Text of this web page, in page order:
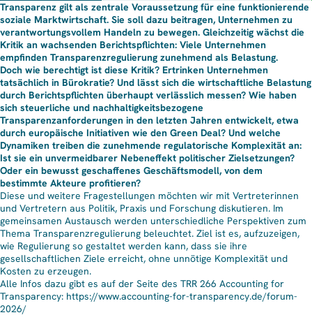
Transparenz gilt als zentrale Voraussetzung für eine funktionierende
soziale Marktwirtschaft. Sie soll dazu beitragen, Unternehmen zu
verantwortungsvollem Handeln zu bewegen. Gleichzeitig wächst die
Kritik an wachsenden Berichtspflichten: Viele Unternehmen
empfinden Transparenzregulierung zunehmend als Belastung.
Doch wie berechtigt ist diese Kritik? Ertrinken Unternehmen
tatsächlich in Bürokratie? Und lässt sich die wirtschaftliche Belastung
durch Berichtspflichten überhaupt verlässlich messen? Wie haben
sich steuerliche und nachhaltigkeitsbezogene
Transparenzanforderungen in den letzten Jahren entwickelt, etwa
durch europäische Initiativen wie den Green Deal? Und welche
Dynamiken treiben die zunehmende regulatorische Komplexität an:
Ist sie ein unvermeidbarer Nebeneffekt politischer Zielsetzungen?
Oder ein bewusst geschaffenes Geschäftsmodell, von dem
bestimmte Akteure profitieren?
Diese und weitere Fragestellungen möchten wir mit Vertreterinnen
und Vertretern aus Politik, Praxis und Forschung diskutieren. Im
gemeinsamen Austausch werden unterschiedliche Perspektiven zum
Thema Transparenzregulierung beleuchtet. Ziel ist es, aufzuzeigen,
wie Regulierung so gestaltet werden kann, dass sie ihre
gesellschaftlichen Ziele erreicht, ohne unnötige Komplexität und
Kosten zu erzeugen.
Alle Infos dazu gibt es auf der Seite des TRR 266 Accounting for
Transparency: https://www.accounting-for-transparency.de/forum-
2026/